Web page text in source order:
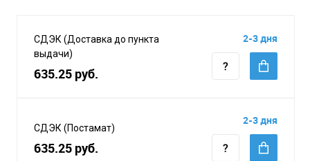
СДЭК (Доставка до пункта
выдачи)
635.25 руб.
2-3 дня
СДЭК (Постамат)
635.25 руб.
2-3 дня